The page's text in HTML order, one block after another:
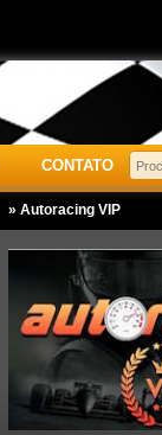
CONTATO
» Autoracing VIP